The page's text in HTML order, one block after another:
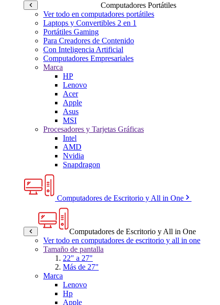
Computadores Portátiles
Ver todo en computadores portátiles
Laptops y Convertibles 2 en 1
Portátiles Gaming
Para Creadores de Contenido
Con Inteligencia Artificial
Computadores Empresariales
Marca
HP
Lenovo
Acer
Apple
Asus
MSI
Procesadores y Tarjetas Gráficas
Intel
AMD
Nvidia
Snapdragon
Computadores de Escritorio y All in One
Computadores de Escritorio y All in One
Ver todo en computadores de escritorio y all in one
Tamaño de pantalla
22" a 27"
Más de 27"
Marca
Lenovo
Hp
Apple